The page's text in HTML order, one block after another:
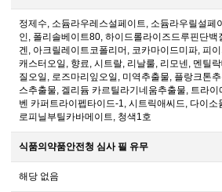
정제수, 소듐라우레스설페이트, 소듐라우릴설페
인, 폴리솔베이트80, 하이드롤라이즈드루핀단
겐, 아크릴레이트코폴리머, 코카마이드미파, 피
캐스터오일, 향료, 시트랄, 리날룰, 리모넨, 멘틸
질오일, 로즈마리잎오일, 미역추출물, 플랑크톤
스추출물, 겔리듐 카르틸라기네움추출물, 트라
벤 카퍼트라이펩타이드-1, 시트릭애씨드, 다이소
로피닐부틸카바메이트, 청색1호
식품의약품안전청 심사 필 유무
해당 없음